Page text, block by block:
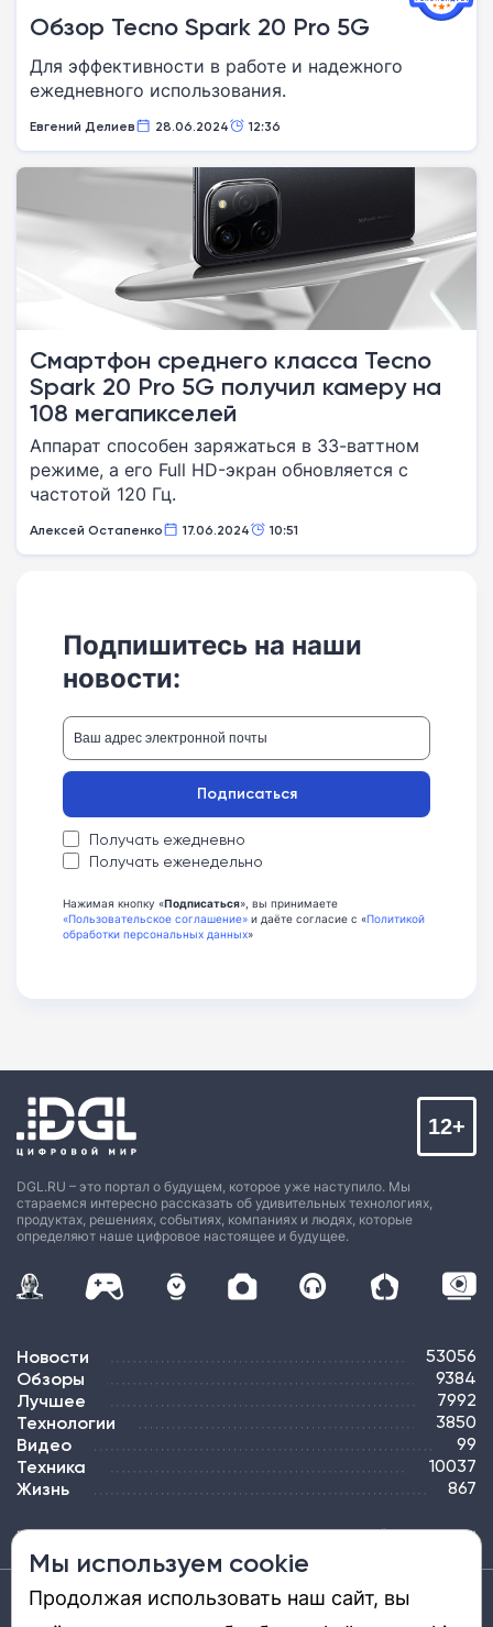
Обзор Tecno Spark 20 Pro 5G
Для эффективности в работе и надежного
ежедневного использования.
Евгений Делиев 28.06.2024 12:36
Смартфон среднего класса Tecno
Spark 20 Pro 5G получил камеру на
108 мегапикселей
Аппарат способен заряжаться в 33-ваттном
режиме, а его Full HD-экран обновляется с
частотой 120 Гц.
Алексей Остапенко 17.06.2024 10:51
Подпишитесь на наши
новости:
Получать ежедневно
Получать еженедельно
Подписаться
Нажимая кнопку «Подписаться», вы принимаете
«Пользовательское соглашение» и даёте согласие с «Политикой
обработки персональных данных»
DGL.RU – это портал о будущем, которое уже наступило. Мы
стараемся интересно рассказать об удивительных технологиях,
продуктах, решениях, событиях, компаниях и людях, которые
определяют наше цифровое настоящее и будущее.
12+
Новости 53056
Обзоры 9384
Лучшее 7992
Технологии 3850
Видео 99
Техника 10037
Жизнь 867
ПОДПИСКА РЕКЛАМА КОНТАКТЫ КАРТА САЙТА ТЭГИ
Средство массовой информации «DGL.RU — Цифровой мир» (www.dgl.ru).
Реестровая запись средства массовой информации (СМИ) сетевого издания ЭЛ №
Мы используем cookie
Продолжая использовать наш сайт, вы